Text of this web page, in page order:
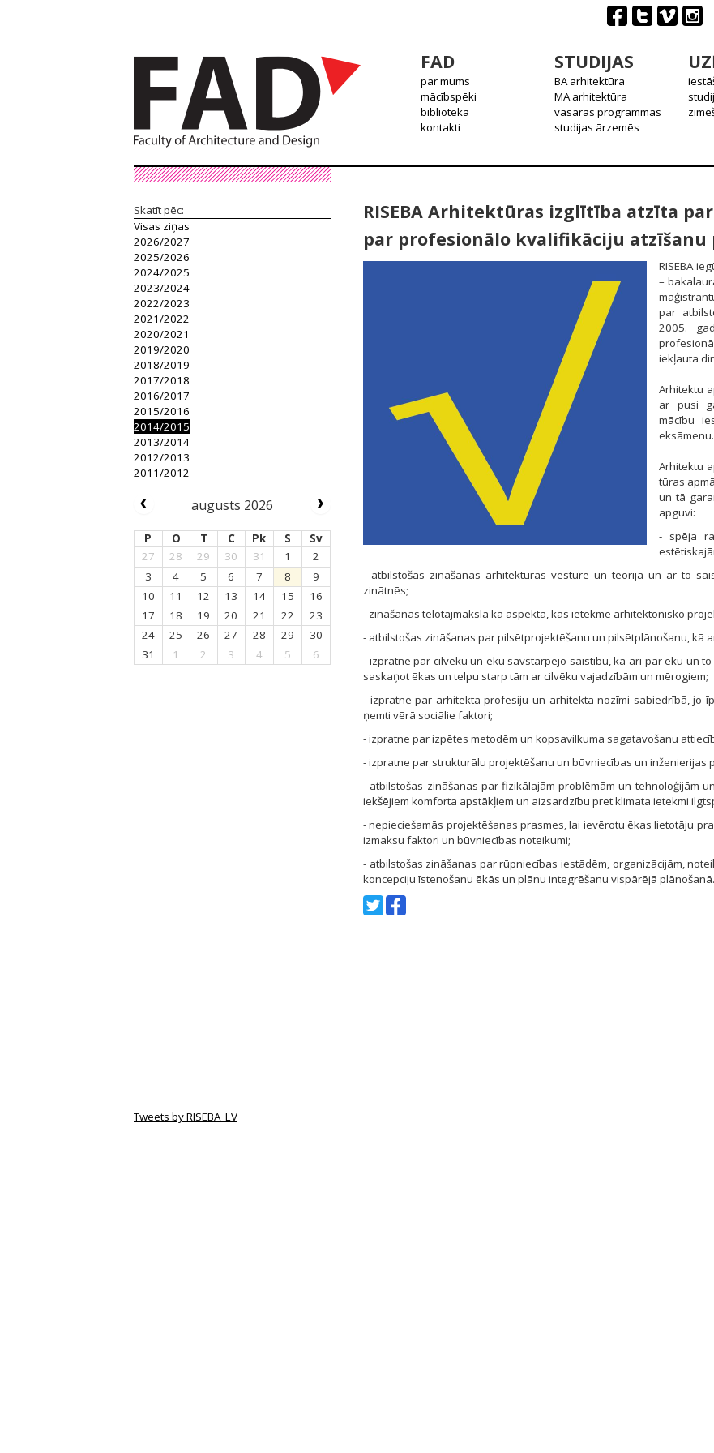
FAD
par mums
mācībspēki
bibliotēka
kontakti
STUDIJAS
BA arhitektūra
MA arhitektūra
vasaras programmas
studijas ārzemēs
RISEBA Arhitektūras izglītība atzīta
par profesionālo kvalifikāciju atzīšanu
RISEBA
–
par
2005.
iekļauta
Arhitektu
ar pusi
mācību
eksāmenu.
Arhitektu
tūras
un tā
apguvi:
- spēja
- atbilstošas zināšanas arhitektūras vēsturē un teorijā un ar to
zinātnēs;
- zināšanas tēlotājmākslā kā aspektā, kas ietekmē arhitek­tonisko
- atbilstošas zināšanas par pilsētprojektēšanu un pilsētplā­nošanu, kā
- izpratne par cilvēku un ēku savstarpējo saistību, kā arī par ēku un
saskaņot ēkas un telpu starp tām ar cilvēku vajadzībām un mērogiem;
- izpratne par arhitekta profesiju un arhitekta nozīmi sabiedrībā, jo
ņemti vērā sociālie faktori;
- izpratne par izpētes metodēm un kopsavilkuma sagata­vošanu
- izpratne par strukturālu projektēšanu un būvniecības un inženierijas
- atbilstošas zināšanas par fizikālajām problēmām un tehnoloģijām
iekšējiem komforta apstākļiem un aizsar­dzību pret klimata ietekmi
- nepieciešamās projektēšanas prasmes, lai ievērotu ēkas lietotāju
izmaksu faktori un būvniecības noteikumi;
- atbilstošas zināšanas par rūpniecības iestādēm, organizā­cijām,
koncepciju īstenošanu ēkās un plānu integrē­šanu vispārējā plānošanā.
Skatīt pēc:
Visas ziņas
2026/2027
2025/2026
2024/2025
2023/2024
2022/2023
2021/2022
2020/2021
2019/2020
2018/2019
2017/2018
2016/2017
2015/2016
2014/2015
2013/2014
2012/2013
2011/2012
augusts 2026
P O T C Pk S
Sv
27
28 29 30 31 1
2
3
4 5 6 7 8
9
10
11 12 13 14 15
16
17
18 19 20 21 22
23
24
25 26 27 28 29
30
31
1 2 3 4 5 6
Tweets by RISEBA_LV